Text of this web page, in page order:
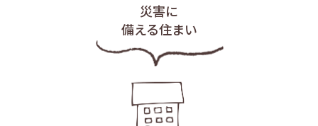
災害に
備える住まい